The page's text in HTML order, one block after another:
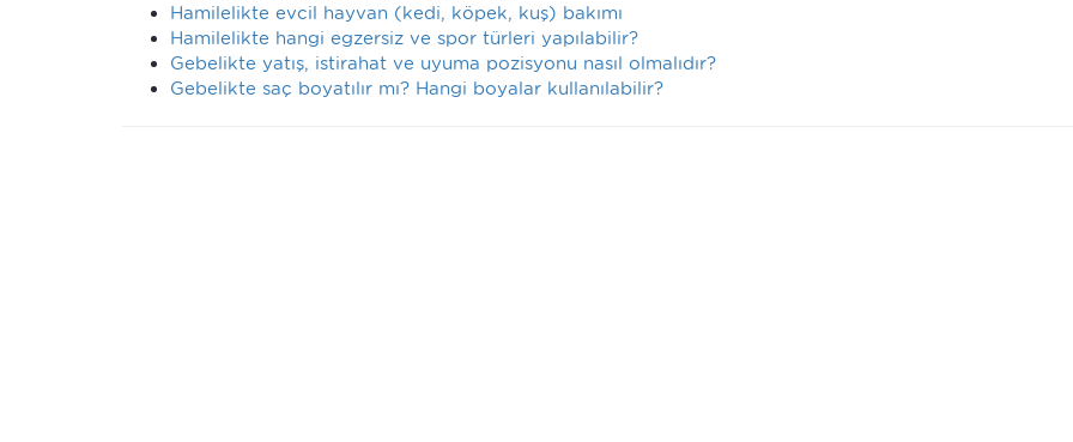
Hamilelikte evcil hayvan (kedi, köpek, kuş) bakımı
Hamilelikte hangi egzersiz ve spor türleri yapılabilir?
Gebelikte yatış, istirahat ve uyuma pozisyonu nasıl olmalıdır?
Gebelikte saç boyatılır mı? Hangi boyalar kullanılabilir?